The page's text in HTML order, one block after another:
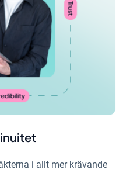
i allt mer krävande